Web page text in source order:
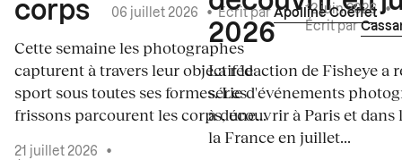
corps
Cette semaine les photographes
capturent à travers leur objectif le
sport sous toutes ses formes. Les
frissons parcourent les corps, une...
21 juillet 2026
•
06 juillet 2026 •Écrit par Apolline Coëffet
2026
La rédaction de Fisheye a
série d'événements
à découvrir à Paris et dans
la France en juillet...
12 juin 2026 •
Écrit par